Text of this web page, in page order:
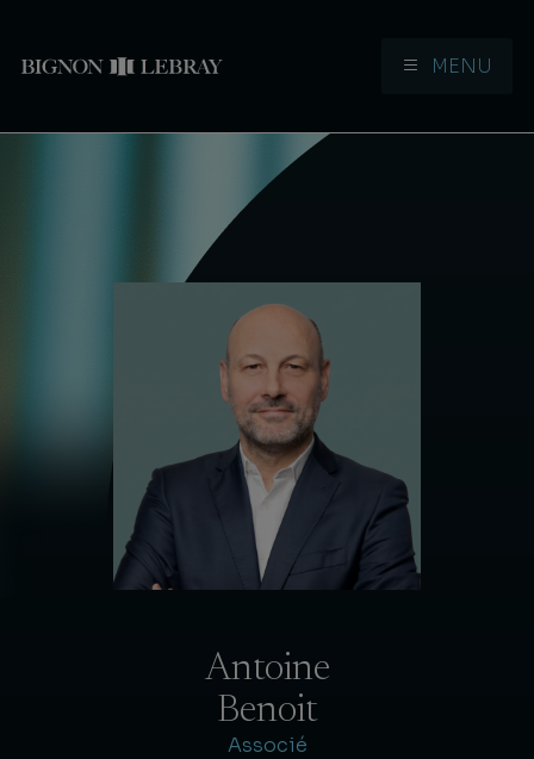
MENU
Antoine
Benoit
Associé